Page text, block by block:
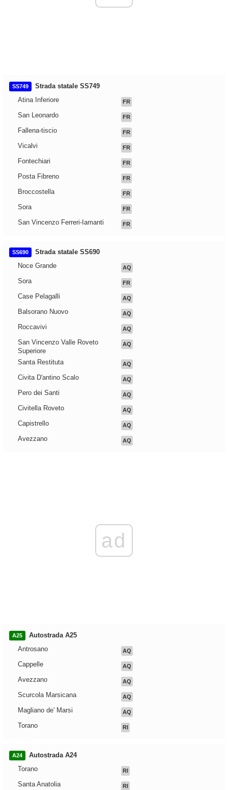
SS749
Strada statale SS749
Atina Inferiore
FR
San Leonardo FR
Fallena-tiscio FR
Vicalvi FR
Fontechiari FR
Posta Fibreno FR
Broccostella FR
Sora FR
San Vincenzo Ferreri-Iamanti FR
SS690
Strada statale SS690
Noce Grande
AQ
Sora FR
Case Pelagalli AQ
Balsorano Nuovo AQ
Roccavivi AQ
San Vincenzo Valle Roveto
Superiore
AQ
Santa Restituta AQ
Civita D'antino Scalo AQ
Pero dei Santi AQ
Civitella Roveto AQ
Capistrello AQ
Avezzano AQ
ad
A25
Autostrada A25
Antrosano
AQ
Cappelle AQ
Avezzano AQ
Scurcola Marsicana AQ
Magliano de' Marsi AQ
Torano RI
A24
Autostrada A24
Torano
RI
Santa Anatolia RI